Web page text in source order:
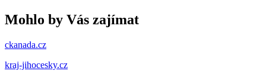
Mohlo by Vás zajímat
ckanada.cz
kraj-jihocesky.cz